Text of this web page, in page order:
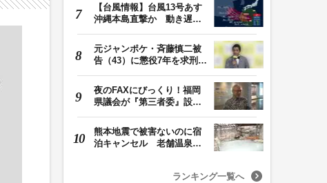
【台風情報】台風13号あす
沖縄本島直撃か 動き遅く
元ジャンポケ・斉藤慎二被
告（43）に懲役7年を求刑
夜のFAXにびっくり！福岡
県議会が『第三者委』設置
熊本地震で被害ないのに宿
泊キャンセル 老舗温泉宿
ランキング一覧へ